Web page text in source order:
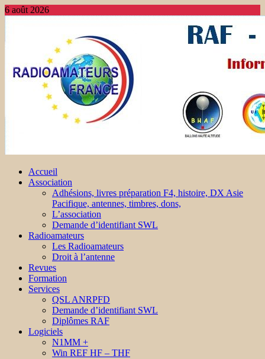
6 août 2026
Accueil
Association
Adhésions, livres préparation F4, histoire, DX Asie
Pacifique, antennes, timbres, dons,
L’association
Demande d’identifiant SWL
Radioamateurs
Les Radioamateurs
Droit à l’antenne
Revues
Formation
Services
QSL ANRPFD
Demande d’identifiant SWL
Diplômes RAF
Logiciels
N1MM +
Win REF HF – THF